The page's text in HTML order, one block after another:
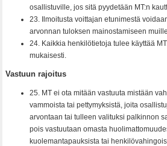
osallistuville, jos sitä pyydetään MT:n
23. Ilmoitusta voittajan etunimestä
arvonnan tuloksen mainostamiseen
24. Kaikkia henkilötietoja tulee käyttää
mukaisesti.
Vastuun rajoitus
25. MT ei ota mitään vastuuta mistään
vammoista tai pettymyksistä, joita
arvontaan tai tulleen valituksi palkinnon
pois vastuutaan omasta
kuolemantapauksista tai